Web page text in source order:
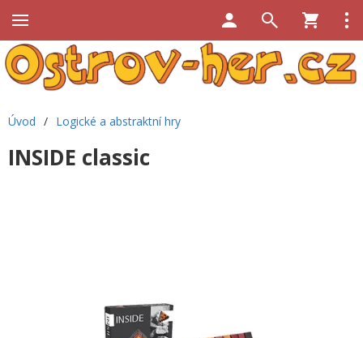
Úvod / Logické a abstraktní hry
INSIDE classic